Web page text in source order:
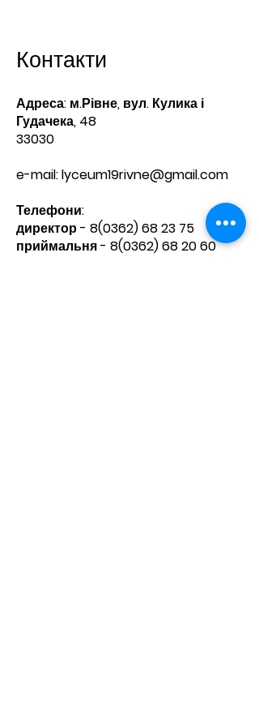
Контакти
Адреса: м.Рівне, вул. Кулика і
Гудачека, 48
33030
e-mail:lyceum19rivne@gmail.com
Телефони:​
директор - 8(0362) 68 23 75
приймальня - 8(0362) 68 20 60